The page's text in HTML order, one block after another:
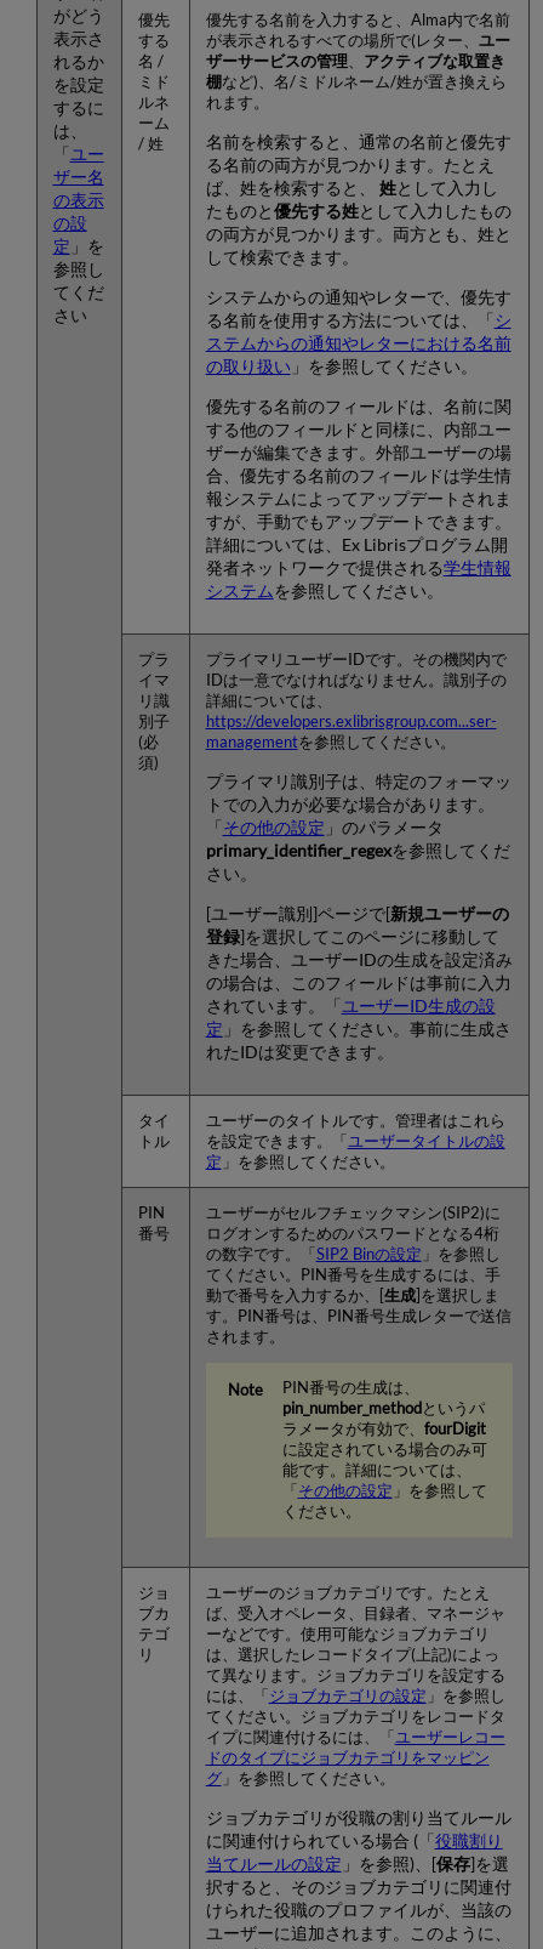
がどう
表示さ
れるか
を設定
するに
は、
「ユー
ザー名
の表示
の設
定 」を
参照し
てくだ
さい
優先
する
名 /
ミド
ルネ
ーム
/ 姓
優先する名前を入力すると、Alma内で名前
が表示されるすべての場所で(レター、 ユー
ザーサービスの管理、 アクティブな取置き
棚 など)、名/ミドルネーム/姓が置き換えら
れます。
名前を検索すると、通常の名前と優先す
る名前の両方が見つかります。たとえ
ば、姓を検索すると、 姓として入力し
たものと優先する姓として入力したもの
の両方が見つかります。両方とも、姓と
して検索できます。
システムからの通知やレターで、優先す
る名前を使用する方法については、「シ
ステムからの通知やレターにおける名前
の取り扱い 」を参照してください。
優先する名前のフィールドは、名前に関
する他のフィールドと同様に、内部ユー
ザーが編集できます。外部ユーザーの場
合、優先する名前のフィールドは学生情
報システムによってアップデートされま
すが、手動でもアップデートできます。
詳細については、Ex Librisプログラム開
発者ネットワークで提供される学生情報
システム を参照してください。
プラ
イマ
リ識
別子
(必
須)
プライマリユーザーIDです。その機関内で
IDは一意でなければなりません。識別子の
詳細については、
https://developers.exlibrisgroup.com...ser-
managementを参照してください。
プライマリ識別子は、特定のフォーマッ
トでの入力が必要な場合があります。
「その他の設定 」のパラメータ
primary_identifier_regexを参照してくだ
さい。
[ユーザー識別]ページで[新規ユーザーの
登録]を選択してこのページに移動して
きた場合、ユーザーIDの生成を設定済み
の場合は、このフィールドは事前に入力
されています。「ユーザーID生成の設
定 」を参照してください。事前に生成さ
れたIDは変更できます。
タイ
トル
ユーザーのタイトルです。管理者はこれら
を設定できます。「 ユーザータイトルの設
定 」を参照してください。
PIN
番号
ユーザーがセルフチェックマシン(SIP2)に
ログオンするためのパスワードとなる4桁
の数字です。「 SIP2 Binの設定 」を参照し
てください。PIN番号を生成するには、手
動で番号を入力するか、[ 生成]を選択しま
す。PIN番号は、PIN番号生成レターで送信
されます。
PIN番号の生成は、
pin_number_method というパ
ラメータが有効で、 fourDigit
に設定されている場合のみ可
能です。詳細については、
「 その他の設定 」を参照して
ください。
ジョ
ブカ
テゴ
リ
ユーザーのジョブカテゴリです。たとえ
ば、受入オペレータ、目録者、マネージャ
ーなどです。使用可能なジョブカテゴリ
は、選択したレコードタイプ(上記)によっ
て異なります。ジョブカテゴリを設定する
には、「 ジョブカテゴリの設定 」を参照し
てください。ジョブカテゴリをレコードタ
イプに関連付けるには、「 ユーザーレコー
ドのタイプにジョブカテゴリをマッピン
グ」を参照してください。
ジョブカテゴリが役職の割り当てルール
に関連付けられている場合 (「役職割り
当てルールの設定 」を参照)、[保存]を選
択すると、そのジョブカテゴリに関連付
けられた役職のプロファイルが、当該の
ユーザーに追加されます。このように、